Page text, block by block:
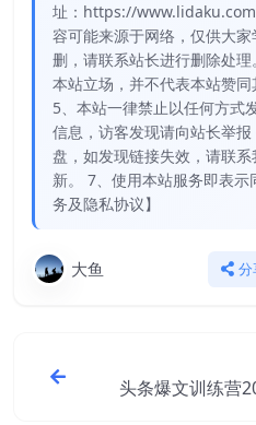
址：https://
容可能来源于网络，仅供大
删，请联系站长进行删除处
本站立场，并不代表本站赞同
5、本站一律禁止以任何方式
信息，访客发现请向站长举
盘，如发现链接失效，请联
新。 7、使用本站服务即表
务及隐私协议】
大鱼 分
头条爆文训练营